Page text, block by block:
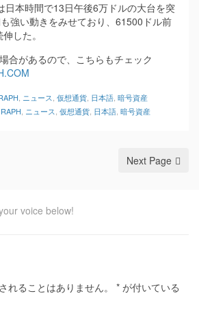
日本時間で13日午後6万ドルの大台を突
強い動きをみせており、61500ドル前
した。
合があるので、こちらもチェック
, ニュース, 仮想通貨, 日本語, 暗号資産
, ニュース, 仮想通貨, 日本語, 暗号資産
Next Page
voice below!
れることはありません。 * が付いている